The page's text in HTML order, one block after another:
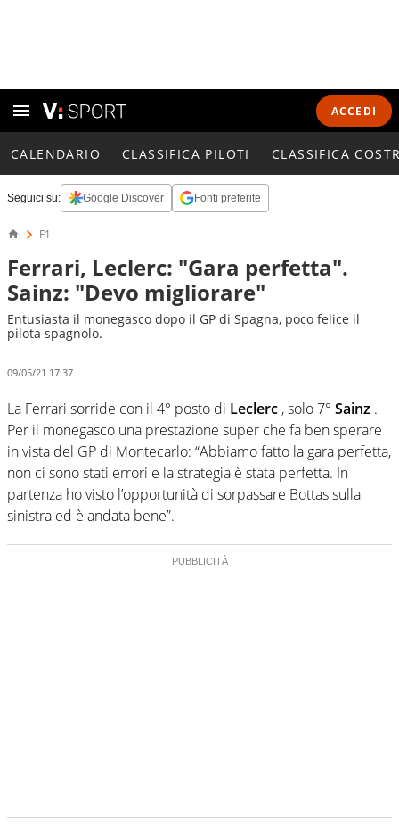
ACCEDI
CALENDARIO CLASSIFICA PILOTI CLASSIFICA
Seguici su: Google Discover Fonti preferite
F1
Ferrari, Leclerc: "Gara perfetta".
Sainz: "Devo migliorare"
Entusiasta il monegasco dopo il GP di Spagna, poco felice il
pilota spagnolo.
09/05/21 17:37
La Ferrari sorride con il 4° posto di Leclerc , solo 7° Sainz .
Per il monegasco una prestazione super che fa ben sperare
in vista del GP di Montecarlo: “Abbiamo fatto la gara perfetta,
non ci sono stati errori e la strategia è stata perfetta. In
partenza ho visto l’opportunità di sorpassare Bottas sulla
sinistra ed è andata bene”.